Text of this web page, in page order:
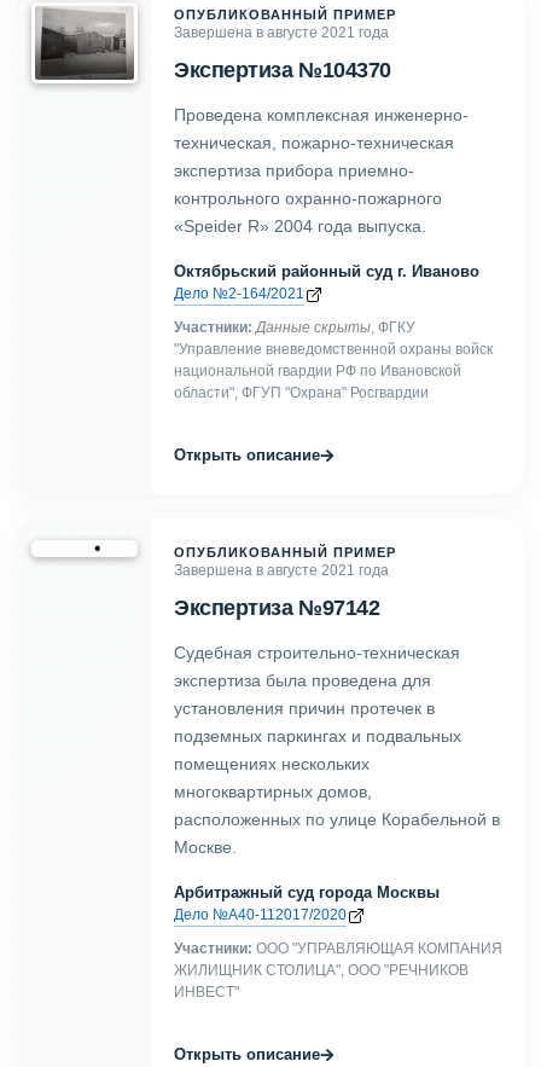
ОПУБЛИКОВАННЫЙ ПРИМЕР
Завершена в августе 2021 года
Экспертиза №104370
Проведена комплексная инженерно-
техническая, пожарно-техническая
экспертиза прибора приемно-
контрольного охранно-пожарного
«Speider R» 2004 года выпуска.
Октябрьский районный суд г. Иваново
Дело №2-164/2021
Участники: Данные скрыты, ФГКУ
"Управление вневедомственной охраны войск
национальной гвардии РФ по Ивановской
области", ФГУП "Охрана" Росгвардии
Открыть описание→
ОПУБЛИКОВАННЫЙ ПРИМЕР
Завершена в августе 2021 года
Экспертиза №97142
Судебная строительно-техническая
экспертиза была проведена для
установления причин протечек в
подземных паркингах и подвальных
помещениях нескольких
многоквартирных домов,
расположенных по улице Корабельной в
Москве.
Арбитражный суд города Москвы
Дело №А40-112017/2020
Участники: ООО "УПРАВЛЯЮЩАЯ КОМПАНИЯ
ЖИЛИЩНИК СТОЛИЦА", ООО "РЕЧНИКОВ
ИНВЕСТ"
Открыть описание→